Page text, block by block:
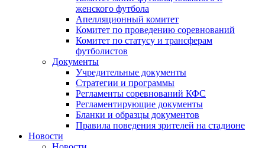
женского футбола
Апелляционный комитет
Комитет по проведению соревнований
Комитет по статусу и трансферам
футболистов
Документы
Учредительные документы
Стратегии и программы
Регламенты соревнований КФС
Регламентирующие документы
Бланки и образцы документов
Правила поведения зрителей на стадионе
Новости